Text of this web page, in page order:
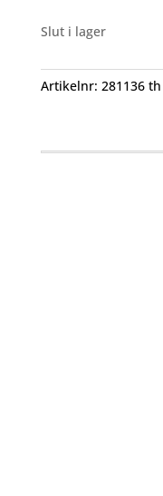
Slut i lager
Artikelnr: 281136 th